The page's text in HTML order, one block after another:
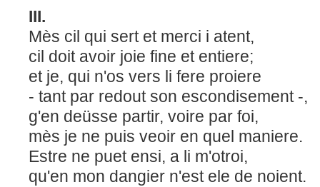
III.
Mès cil qui sert et merci i atent,
cil doit avoir joie fine et entiere;
et je, qui n'os vers li fere proiere
- tant par redout son escondisement -,
g'en deüsse partir, voire par foi,
mès je ne puis veoir en quel maniere.
Estre ne puet ensi, a li m'otroi,
qu'en mon dangier n'est ele de